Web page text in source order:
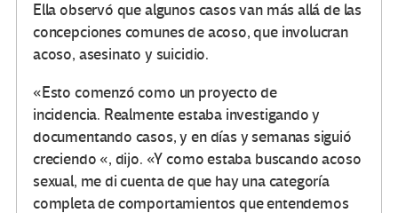
Ella observó que algunos casos van más allá de las
concepciones comunes de acoso, que involucran
acoso, asesinato y suicidio.
«Esto comenzó como un proyecto de
incidencia. Realmente estaba investigando y
documentando casos, y en días y semanas siguió
creciendo «, dijo. «Y como estaba buscando acoso
sexual, me di cuenta de que hay una categoría
completa de comportamientos que entendemos